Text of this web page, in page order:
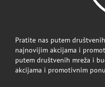
Pratite nas putem
najnovijim akcijama i
putem društvenih mreža i
akcijama i promotivnim